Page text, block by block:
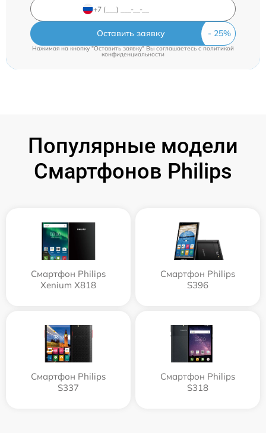
Оставить заявку
Нажимая на кнопку "Оставить заявку" Вы соглашаетесь c политикой
конфиденциальности
Популярные модели
Смартфонов Philips
Смартфон Philips
Xenium X818
Смартфон Philips
S396
Смартфон Philips
S337
Смартфон Philips
S318